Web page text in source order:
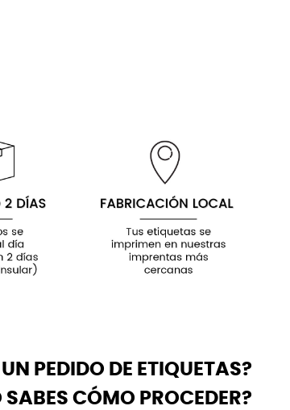
PEDIDO DE ETIQUETAS?
SABES CÓMO PROCEDER?